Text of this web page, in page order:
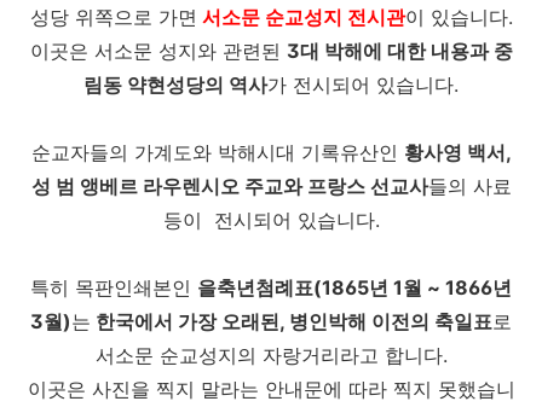
성당 위쪽으로 가면 서소문 순교성지 전시관이 있습니다.
이곳은 서소문 성지와 관련된 3대 박해에 대한 내용과 중
림동 약현성당의 역사가 전시되어 있습니다.
순교자들의 가계도와 박해시대 기록유산인 황사영 백서,
성 범 앵베르 라우렌시오 주교와 프랑스 선교사들의 사료
등이 전시되어 있습니다.
특히 목판인쇄본인 을축년첨례표(1865년 1월 ~ 1866년
3월)는 한국에서 가장 오래된, 병인박해 이전의 축일표로
서소문 순교성지의 자랑거리라고 합니다.
이곳은 사진을 찍지 말라는 안내문에 따라 찍지 못했습니